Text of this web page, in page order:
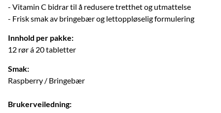
- Vitamin C bidrar til å redusere tretthet og utmattelse
- Frisk smak av bringebær og lettoppløselig formulering
Innhold per pakke:
12 rør á 20 tabletter
Smak:
Raspberry / Bringebær
Brukerveiledning: